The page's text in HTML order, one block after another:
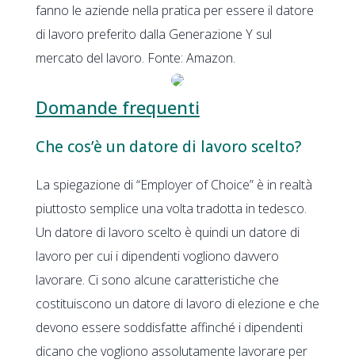
fanno le aziende nella pratica per essere il datore
di lavoro preferito dalla Generazione Y sul
mercato del lavoro. Fonte: Amazon.
Domande frequenti
Che cos’è un datore di lavoro scelto?
La spiegazione di “Employer of Choice” è in realtà
piuttosto semplice una volta tradotta in tedesco.
Un datore di lavoro scelto è quindi un datore di
lavoro per cui i dipendenti vogliono davvero
lavorare. Ci sono alcune caratteristiche che
costituiscono un datore di lavoro di elezione e che
devono essere soddisfatte affinché i dipendenti
dicano che vogliono assolutamente lavorare per